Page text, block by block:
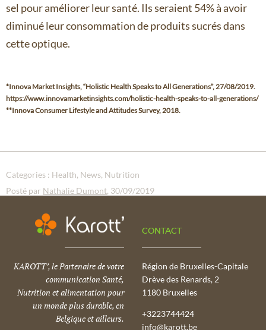
sel pour améliorer leur santé. Ils seraient 54% à avoir
diminué leur consommation de produits sucrés dans
cette optique.
*Innova Market Insights, “Holistic Health Speaks to All Generations”, 27/08/2019.
https://www.innovamarketinsights.com/holistic-health-speaks-to-all-generations/
**Innova Consumer Lifestyle and Attitudes Survey, 2018.
Categories : Health News Nutrition
Posté par Nathalie Dumont, 30/09/2019
KAROTT’, le Partenaire de votre
communication Santé,
Nutrition et alimentation pour
un monde plus durable, en
Belgique et ailleurs.
CONTACT
Région de Bruxelles-Capitale
Drève des Renards, 2
1180 Bruxelles
+3223744424
info@karott.be